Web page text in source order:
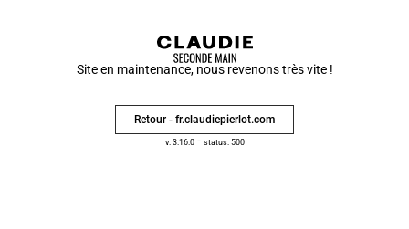
Site en maintenance, nous revenons très vite !
Retour - fr.claudiepierlot.com
v. 3.16.0- status: 500